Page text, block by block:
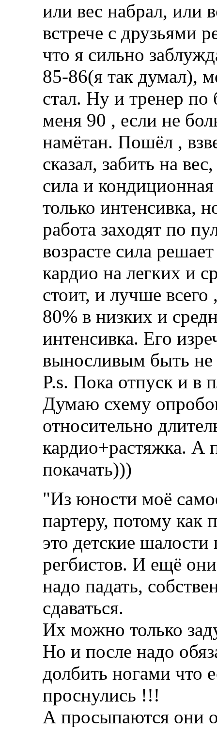
или вес набрал, или
встрече с друзьями
что я сильно
85-86(я так думал),
стал. Ну и тренер по
меня 90 , если не
намётан. Пошёл ,
сказал, забить на
сила и кондиционная
только интенсивка,
работа заходят по
возрасте сила
кардио на легких и
стоит, и лучше всего
80% в низких и
интенсивка. Его
выносливым быть
P.s. Пока отпуск и в
Думаю схему
относительно
кардио+растяжка.
покачать)))
"Из юности моё
партеру, потому как
это детские
регбистов. И ещё
надо падать,
сдаваться.
Их можно только
Но и после надо
долбить ногами что
проснулись !!!
А просыпаются они